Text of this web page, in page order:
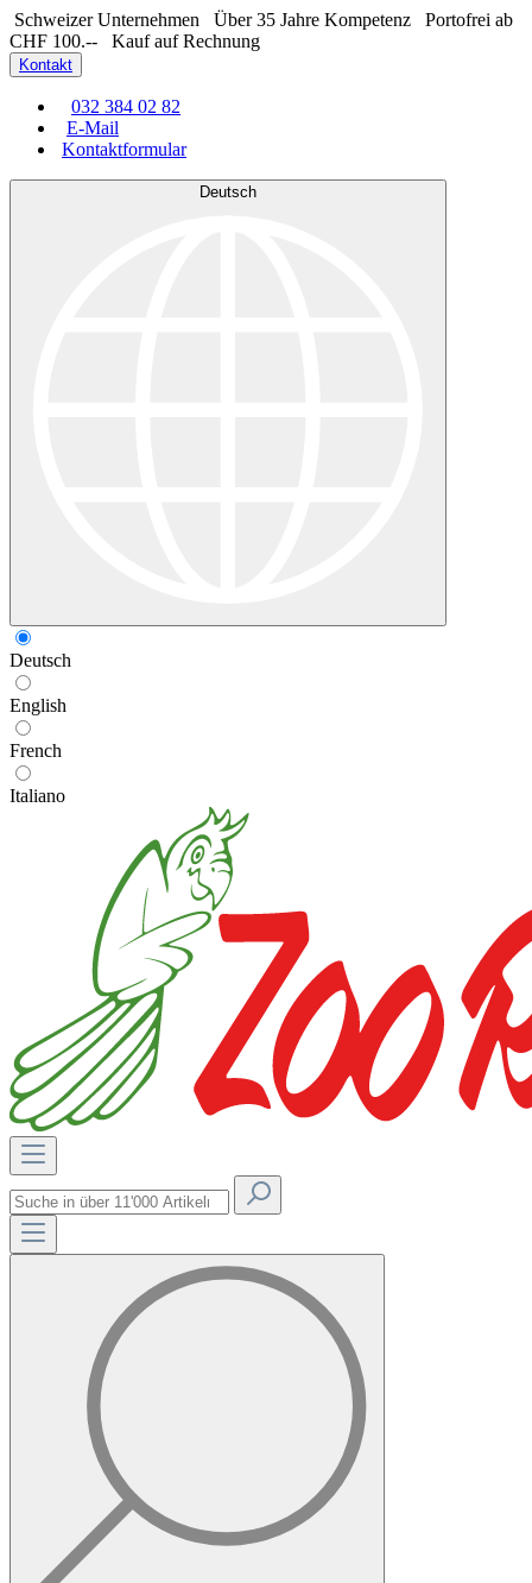
Schweizer Unternehmen Über 35 Jahre Kompetenz
Portofrei ab
CHF 100.--
Kauf auf Rechnung
Kontakt
032 384 02 82
E-Mail
Kontaktformular
Deutsch
Deutsch
English
French
Italiano